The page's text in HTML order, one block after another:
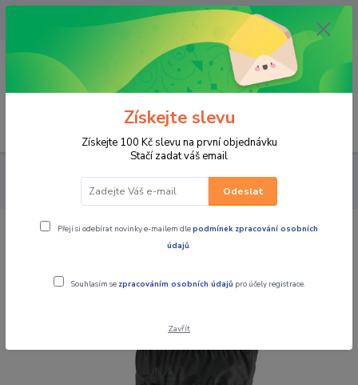
OPAVA 733537099/HLUČÍN
734541648/OLOMOUC 734593593
0,00 CZK
PRO JEZDCE Do deště - NEPROMOKY KALHOTY
Dámské moto kalhoty proti dešti RAIN ERGONOMIC Pro DP
SCOTT Dámské moto kalhoty proti
Získejte slevu
Získejte 100 Kč slevu na první objednávku
Stačí zadat váš email
Odeslat
Přeji si odebírat novinky e-mailem dlepodmínek zpracování osobních
údajů.
Souhlasím se zpracováním osobních údajů pro účely registrace.
Zavřít